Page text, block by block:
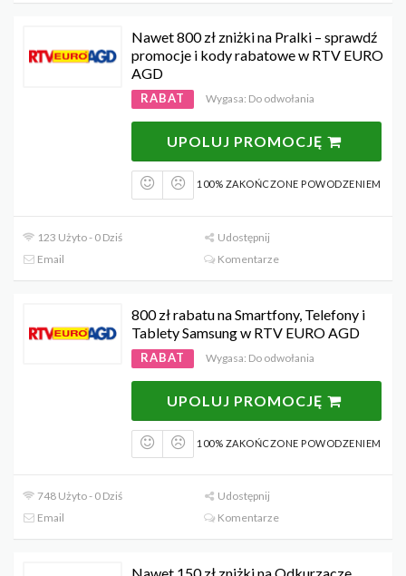
Nawet 800 zł zniżki na Pralki – sprawdź
promocje i kody rabatowe w RTV EURO
AGD
RABAT Wygasa: Do odwołania
UPOLUJ PROMOCJĘ
100% ZAKOŃCZONE POWODZENIEM
123 Użyto - 0 Dziś
Udostępnij
Email
Komentarze
800 zł rabatu na Smartfony, Telefony i
Tablety Samsung w RTV EURO AGD
RABAT Wygasa: Do odwołania
UPOLUJ PROMOCJĘ
100% ZAKOŃCZONE POWODZENIEM
748 Użyto - 0 Dziś
Udostępnij
Email
Komentarze